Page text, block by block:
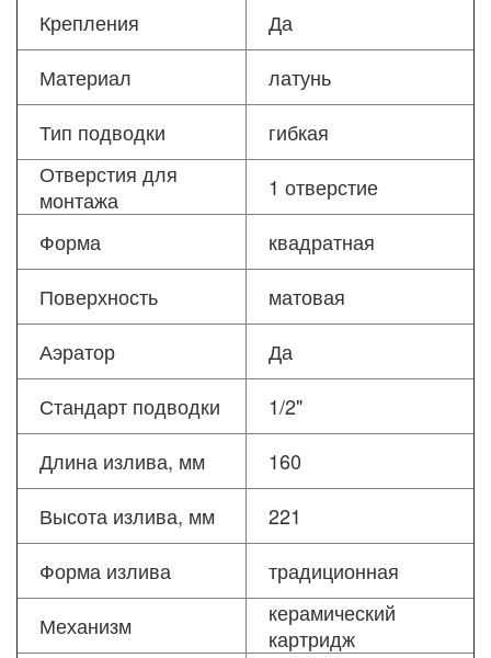
Крепления
Да
Материал
латунь
Тип подводки
гибкая
Отверстия для
монтажа
1 отверстие
Форма
квадратная
Поверхность
матовая
Аэратор
Да
Стандарт подводки
1/2"
Длина излива, мм
160
Высота излива, мм
221
Форма излива
традиционная
Механизм
керамический
картридж